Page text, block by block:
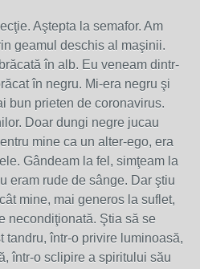
Aştepta la semafor. Am
geamul deschis al maşinii.
în alb. Eu veneam dintr-
în negru. Mi-era negru şi
bun prieten de coronavirus.
Doar dungi negre jucau
mine ca un alter-ego, era
Gândeam la fel, simţeam la
eram rude de sânge. Dar ştiu
mine, mai generos la suflet,
necondiţionată. Ştia să se
tandru, într-o privire luminoasă,
într-o sclipire a spiritului său